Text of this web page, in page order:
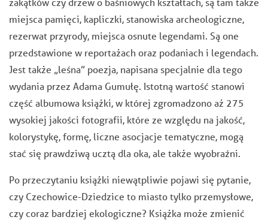
miejsca pamięci, kapliczki, stanowiska archeologiczne,
rezerwat przyrody, miejsca osnute legendami. Są one
przedstawione w reportażach oraz podaniach i legendach.
Jest także „leśna” poezja, napisana specjalnie dla tego
wydania przez Adama Gumułę. Istotną wartość stanowi
część albumowa książki, w której zgromadzono aż 275
wysokiej jakości fotografii, które ze względu na jakość,
kolorystykę, formę, liczne asocjacje tematyczne, mogą
stać się prawdziwą ucztą dla oka, ale także wyobraźni.
Po przeczytaniu książki niewątpliwie pojawi się pytanie,
czy Czechowice-Dziedzice to miasto tylko przemysłowe,
czy coraz bardziej ekologiczne? Książka może zmienić